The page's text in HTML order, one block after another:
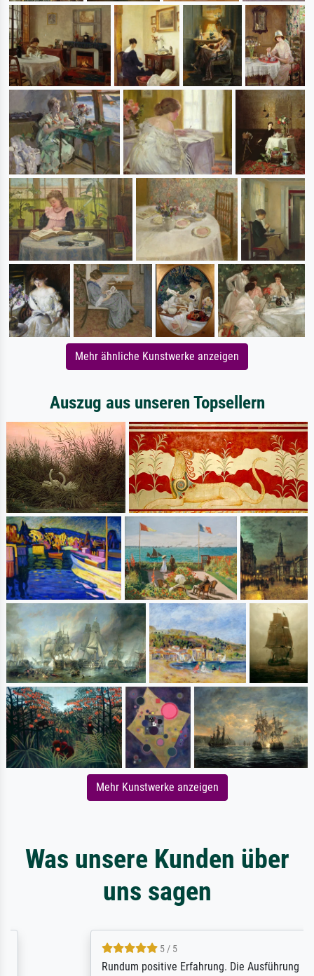
Mehr ähnliche Kunstwerke anzeigen
Auszug aus unseren Topsellern
Mehr Kunstwerke anzeigen
Was unsere Kunden über
uns sagen
5 / 5
Rundum positive Erfahrung. Die Ausführung